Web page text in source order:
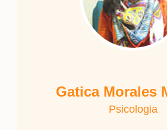
Gatica Morales
Psicologia